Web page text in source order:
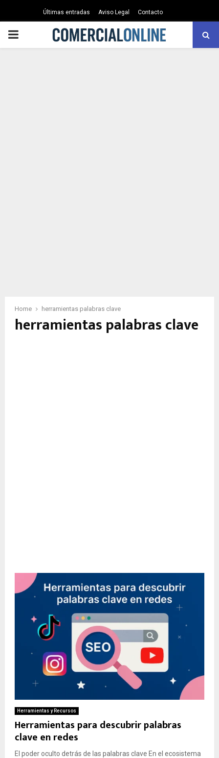
Últimas entradas Aviso Legal Contacto
PRIMARY
Home herramientas palabras clave
herramientas palabras clave
Herramientas y Recursos
Herramientas para descubrir palabras
clave en redes
El poder oculto detrás de las palabras clave En el ecosistema